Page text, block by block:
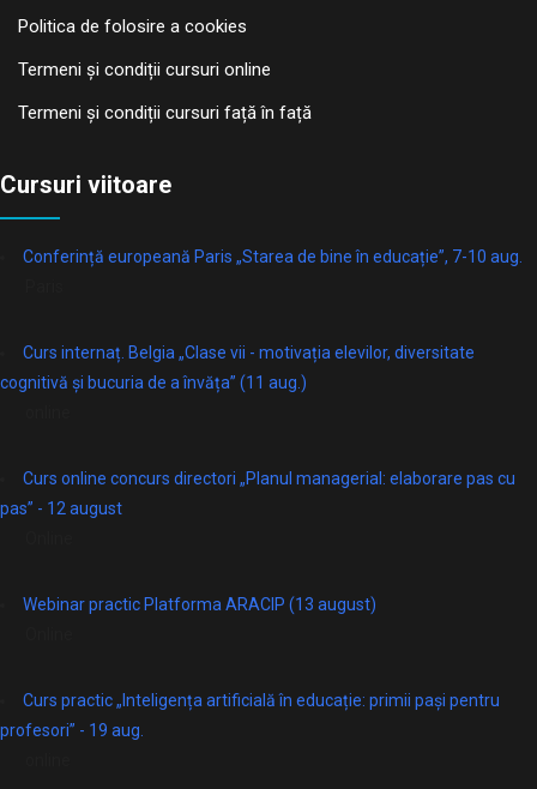
Politica de folosire a cookies
Termeni și condiții cursuri online
Termeni și condiții cursuri față în față
Cursuri viitoare
Conferință europeană Paris „Starea de bine în educație”, 7-10 aug.
Curs internaț. Belgia „Clase vii - motivația elevilor, diversitate
cognitivă și bucuria de a învăța” (11 aug.)
Curs online concurs directori „Planul managerial: elaborare pas cu
pas” - 12 august
Webinar practic Platforma ARACIP (13 august)
Curs practic „Inteligența artificială în educație: primii pași pentru
profesori” - 19 aug.